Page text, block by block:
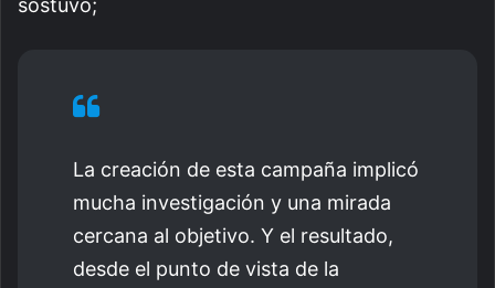
sostuvo;
La creación de esta campaña implicó
mucha investigación y una mirada
cercana al objetivo. Y el resultado,
desde el punto de vista de la